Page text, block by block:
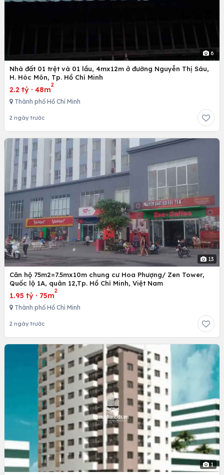
6
Nhà đất 01 trệt và 01 lầu, 4mx12m ở đường Nguyễn Thị Sáu,
H. Hóc Môn, Tp. Hồ Chí Minh
2.2 tỷ · 48m
2
Thành phố Hồ Chí Minh
2 ngày trước
13
Căn hộ 75m2=7.5mx10m chung cư Hoa Phượng/ Zen Tower,
Quốc lộ 1A, quân 12,Tp. Hồ Chí Minh, Việt Nam
1.95 tỷ · 75m
2
Thành phố Hồ Chí Minh
2 ngày trước
1